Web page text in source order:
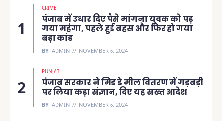
CRIME
पंजाब में उधार दिए पैसे मांगना युवक को पड़
गया महंगा, पहले हुई बहस और फिर हो गया
बड़ा कांड
BY ADMIN NOVEMBER 6, 2024
PUNJAB
पंजाब सरकार ने मिड डे मील वितरण में गड़बड़ी
पर लिया कड़ा संज्ञान, दिए यह सख्त आदेश
BY ADMIN NOVEMBER 6, 2024